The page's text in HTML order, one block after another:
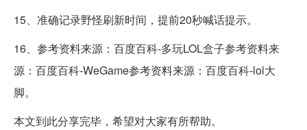
15、准确记录野怪刷新时间，提前20秒喊话提示。
16、参考资料来源：百度百科-多玩LOL盒子参考资料来
源：百度百科-WeGame参考资料来源：百度百科-lol大
脚。
本文到此分享完毕，希望对大家有所帮助。